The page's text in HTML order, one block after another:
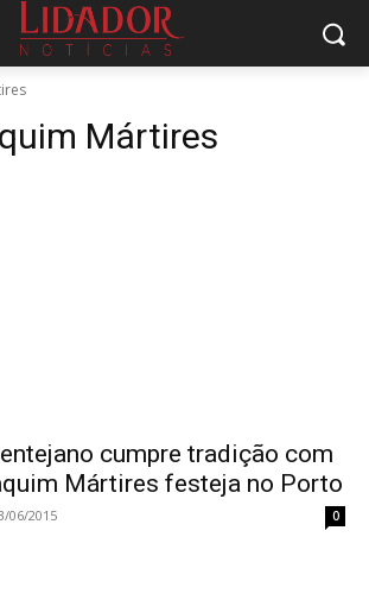
Mártires
cumpre tradição com
Mártires festeja no Porto
06/2015 0